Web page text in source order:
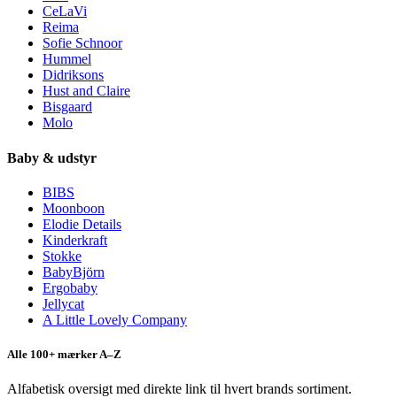
CeLaVi
Reima
Sofie Schnoor
Hummel
Didriksons
Hust and Claire
Bisgaard
Molo
Baby & udstyr
BIBS
Moonboon
Elodie Details
Kinderkraft
Stokke
BabyBjörn
Ergobaby
Jellycat
A Little Lovely Company
Alle 100+ mærker A–Z
Alfabetisk oversigt med direkte link til hvert brands sortiment.